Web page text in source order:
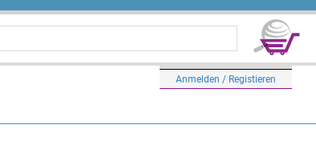
Anmelden / Registieren